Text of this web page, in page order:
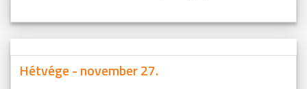
Hétvége - november 27.